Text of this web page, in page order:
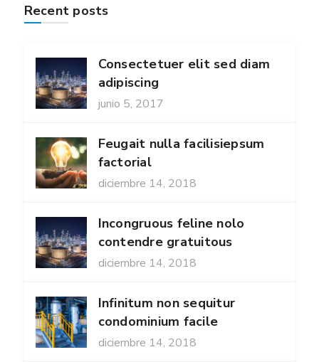
Recent posts
Consectetuer elit sed diam
adipiscing
junio 5, 2017
Feugait nulla facilisiepsum
factorial
diciembre 14, 2018
Incongruous feline nolo
contendre gratuitous
diciembre 14, 2018
Infinitum non sequitur
condominium facile
diciembre 14, 2018